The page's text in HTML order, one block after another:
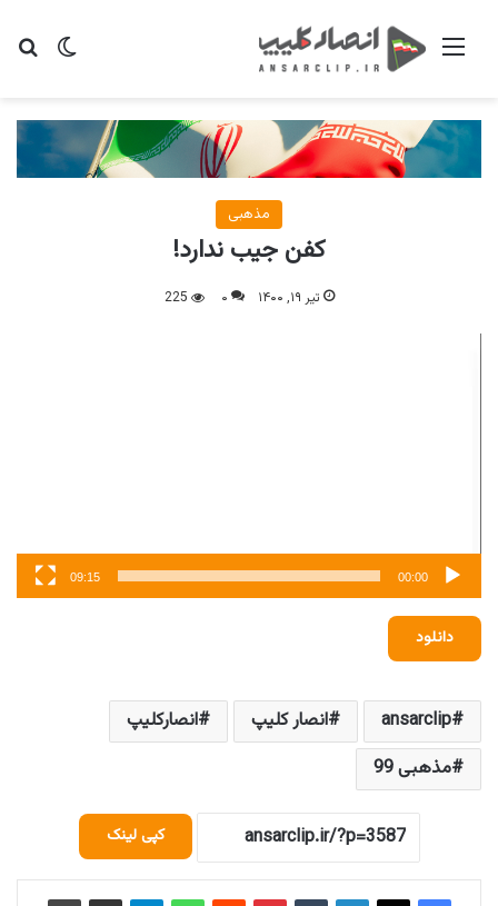
تغییر منو
مذهبی
کفن جیب ندارد!
تیر ۱۹, ۱۴۰۰ ۰ 225
نمایشگر
00:00
09:15
دانلود
ansarclip انصار کلیپ
انصارکلیپ
مذهبی 99
کپی لینک